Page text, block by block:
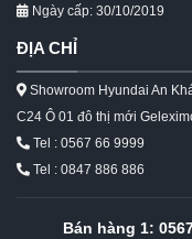
Ngày cấp: 30/10/2019
ĐỊA CHỈ
Showroom Hyundai An
C24 Ô 01 đô thị mới
Tel : 0567 66 9999
Tel : 0847 886 886
Bán hàng 1: